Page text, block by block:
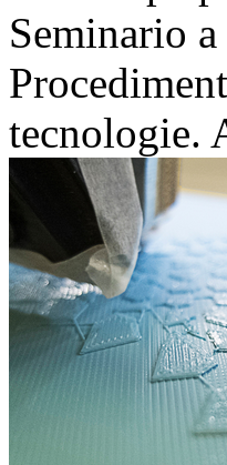
Seminario
tecnologie.